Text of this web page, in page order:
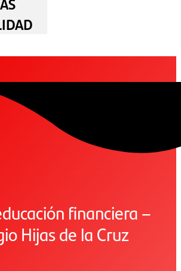
financiera –
Hijas de la Cruz